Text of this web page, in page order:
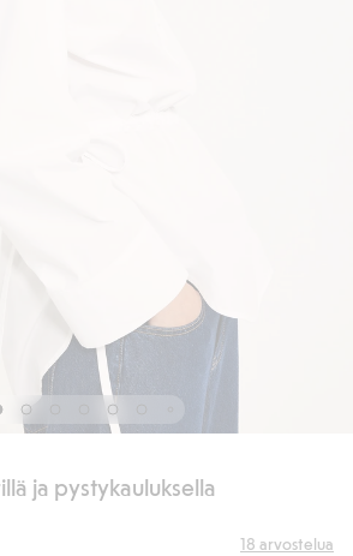
ja pystykauluksella
luokitus: 18 arvostelua